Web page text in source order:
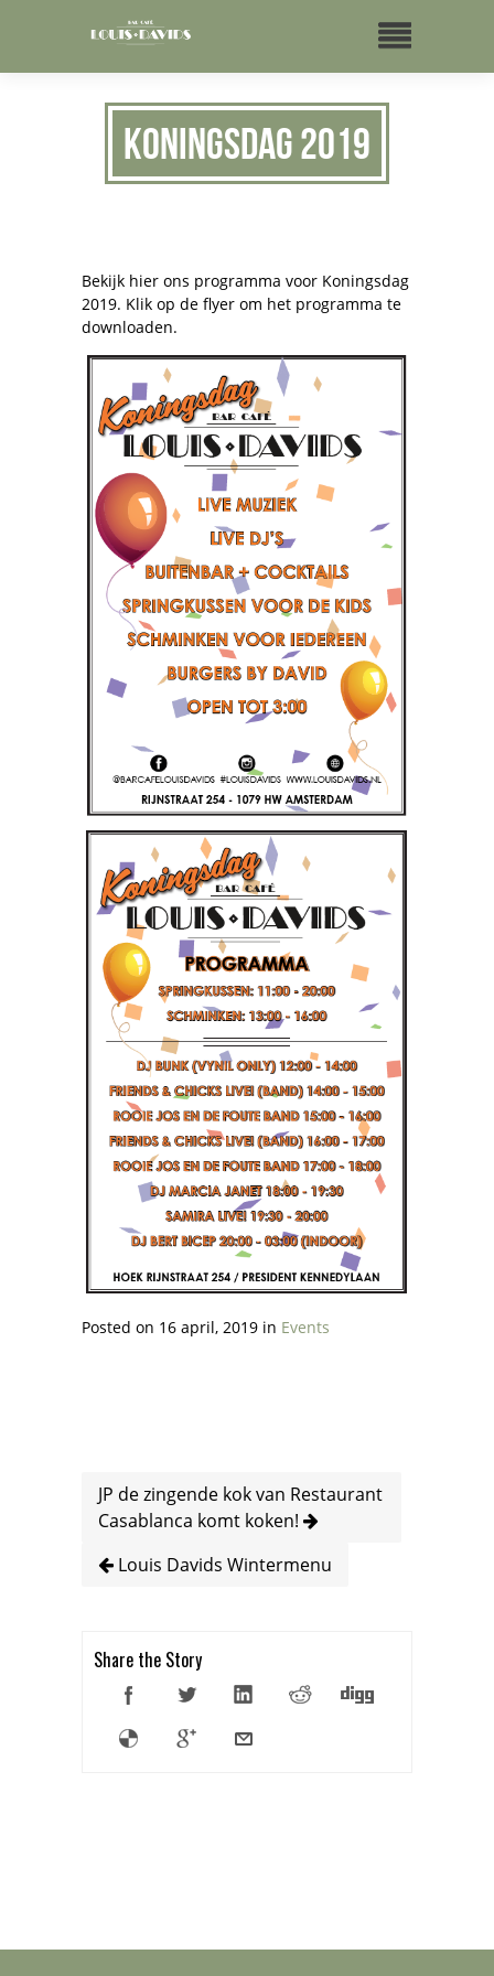
Koningsdag 2019
Bekijk hier ons programma voor Koningsdag
2019. Klik op de flyer om het programma te
downloaden.
Posted on 16 april, 2019 in Events
JP de zingende kok van Restaurant
Casablanca komt koken!
Louis Davids Wintermenu
Share the Story